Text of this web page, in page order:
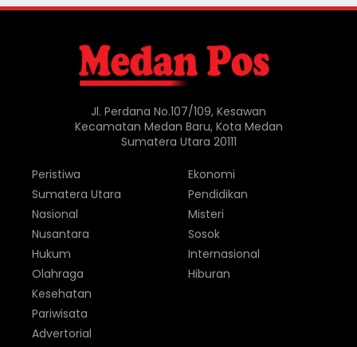
Jl. Perdana No.107/109, Kesawan
Kecamatan Medan Baru, Kota Medan
Sumatera Utara 20111
Peristiwa
Sumatera Utara
Nasional
Nusantara
Hukum
Olahraga
Ekonomi
Pendidikan
Misteri
Sosok
Internasional
Hiburan
Kesehatan
Pariwisata
Advertorial